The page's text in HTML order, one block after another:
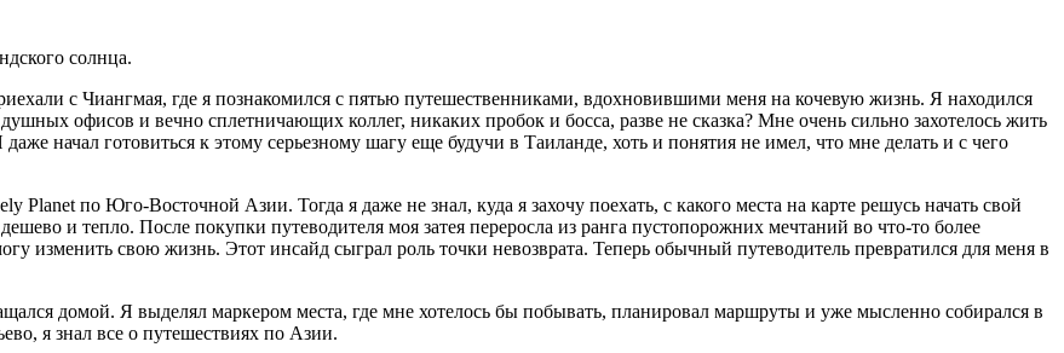
солнца.
с Чиангмая, где я познакомился с пятью путешественниками, вдохновившими меня на кочевую жизнь. Я находился
офисов и вечно сплетничающих коллег, никаких пробок и босса, разве не сказка? Мне очень сильно захотелось жить
начал готовиться к этому серьезному шагу еще будучи в Таиланде, хоть и понятия не имел, что мне делать и с чего
по Юго-Восточной Азии. Тогда я даже не знал, куда я захочу поехать, с какого места на карте решусь начать свой
и тепло. После покупки путеводителя моя затея переросла из ранга пустопорожних мечтаний во что-то более
изменить свою жизнь. Этот инсайд сыграл роль точки невозврата. Теперь обычный путеводитель превратился для меня в
домой. Я выделял маркером места, где мне хотелось бы побывать, планировал маршруты и уже мысленно собирался в
я знал все о путешествиях по Азии.